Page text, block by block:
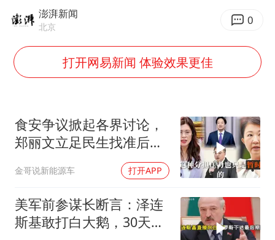
“空调24小时开着更省电”不实
“不建议大家买深色蛋糕”
OpenAI为免费用户升级GPT-5.6 Luna
如何把百年大党建设得更加坚强有力？
澎湃新闻
北京 0
打开网易新闻 体验效果更佳
食安争议掀起各界讨论，
郑丽文立足民生找准后续
金哥说新能源车 打开APP
美军前参谋长断言：泽连
斯基敢打白大鹅，30天内